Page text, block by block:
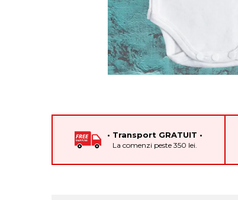
Cadouri Personalizate Unice
• Transport GRATUIT •
La comenzi peste 350 lei.